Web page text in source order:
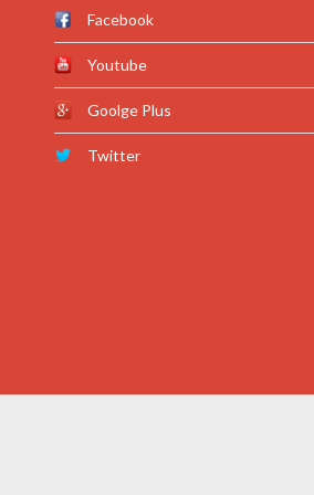
Facebook
Youtube
Goolge Plus
Twitter